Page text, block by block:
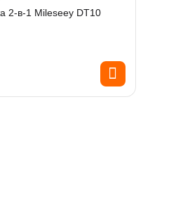
2-в-1 Mileseey DT10